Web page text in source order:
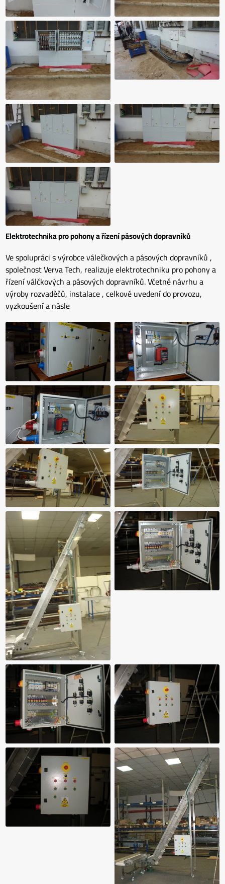
Elektrotechnika pro pohony a řízení pásových dopravníků
Ve spolupráci s výrobce válečkových a pásových dopravníků ,
společnost Verva Tech, realizuje elektrotechniku pro pohony a
řízení válčkových a pásových dopravníků. Včetně návrhu a
výroby rozvaděčů, instalace , celkové uvedení do provozu,
vyzkoušení a násle